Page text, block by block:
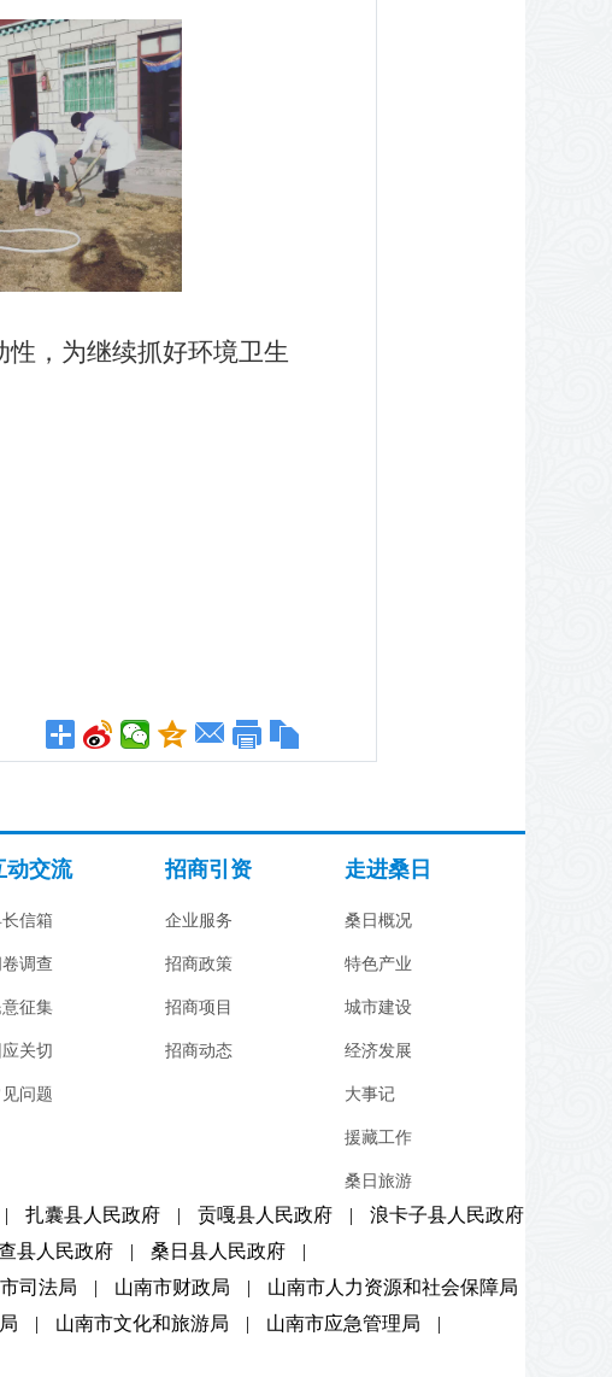
，为继续抓好环境卫生
动交流
信箱
卷调查
意征集
应关切
问题
招商引资
企业服务
招商政策
招商项目
招商动态
走进桑日
桑日概况
特色产业
城市建设
经济发展
大事记
援藏工作
桑日旅游
| 扎囊县人民政府 | 贡嘎县人民政府 |
浪卡子县人民政府
县人民政府 | 桑日县人民政府
|
司法局 | 山南市财政局 |
山南市人力资源和社会保障局
| 山南市文化和旅游局 | 山南市应急管理局
|